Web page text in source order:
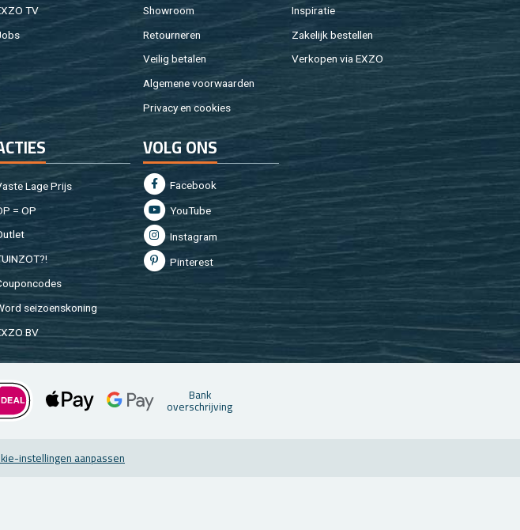
TV
Show­room
Re­tour­ne­ren
Vei­lig be­ta­len
Al­ge­me­ne voor­waar­den
Pri­va­cy en coo­kies
In­spi­ra­tie
Za­ke­lijk be­stel­len
Ver­ko­pen via EXZO
Lage Prijs
= OP
sei­zoens­ko­ning
BV
VOLG ONS
Fa­cebook
You­Tu­be
In­st­agram
Pin­te­rest
Bank
over­schrij­ving
in­stel­lin­gen aan­pas­sen